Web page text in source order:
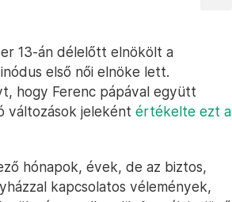
13-án délelőtt elnökölt a
első női elnöke lett.
hogy Ferenc pápával együtt
változások jeleként értékelte ezt a
hónapok, évek, de az biztos,
kapcsolatos vélemények,